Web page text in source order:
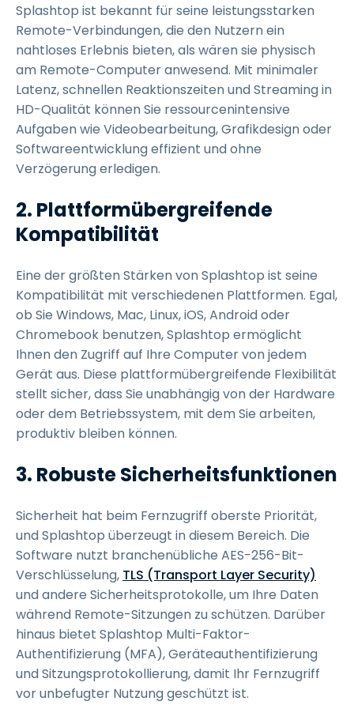
Splashtop ist bekannt für seine leistungsstarken
Remote-Verbindungen, die den Nutzern ein
nahtloses Erlebnis bieten, als wären sie physisch
am Remote-Computer anwesend. Mit minimaler
Latenz, schnellen Reaktionszeiten und Streaming in
HD-Qualität können Sie ressourcenintensive
Aufgaben wie Videobearbeitung, Grafikdesign oder
Softwareentwicklung effizient und ohne
Verzögerung erledigen.
2. Plattformübergreifende
Kompatibilität
Eine der größten Stärken von Splashtop ist seine
Kompatibilität mit verschiedenen Plattformen. Egal,
ob Sie Windows, Mac, Linux, iOS, Android oder
Chromebook benutzen, Splashtop ermöglicht
Ihnen den Zugriff auf Ihre Computer von jedem
Gerät aus. Diese plattformübergreifende Flexibilität
stellt sicher, dass Sie unabhängig von der Hardware
oder dem Betriebssystem, mit dem Sie arbeiten,
produktiv bleiben können.
3. Robuste Sicherheitsfunktionen
Sicherheit hat beim Fernzugriff oberste Priorität,
und Splashtop überzeugt in diesem Bereich. Die
Software nutzt branchenübliche AES-256-Bit-
Verschlüsselung, TLS (Transport Layer Security)
und andere Sicherheitsprotokolle, um Ihre Daten
während Remote-Sitzungen zu schützen. Darüber
hinaus bietet Splashtop Multi-Faktor-
Authentifizierung (MFA), Geräteauthentifizierung
und Sitzungsprotokollierung, damit Ihr Fernzugriff
vor unbefugter Nutzung geschützt ist.